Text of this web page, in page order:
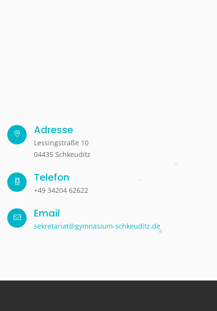
Adresse
Lessingstraße 10
04435 Schkeuditz
Telefon
+49 34204 62622
Email
sekretariat@gymnasium-schkeuditz.de